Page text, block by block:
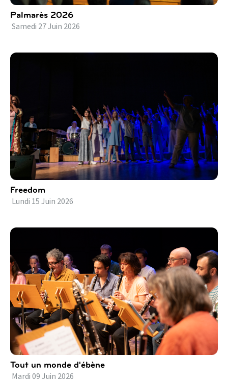
Palmarès 2026
Samedi 27Juin 2026
Freedom
Lundi 15 Juin 2026
Tout un monde d'ébène
Mardi 09 Juin 2026